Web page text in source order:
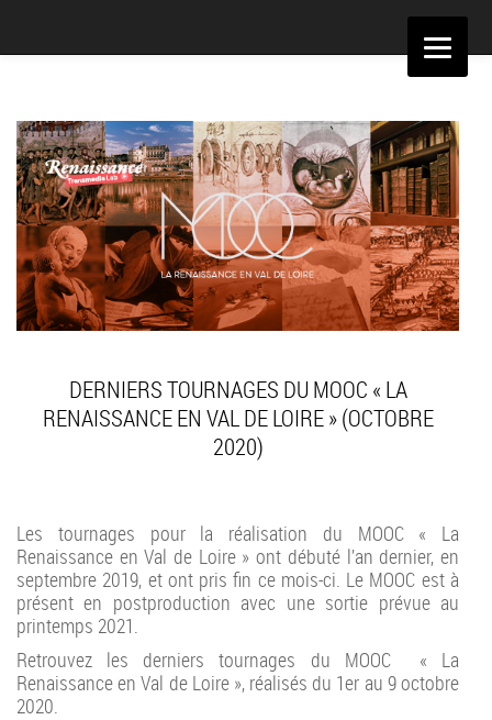
Aller
DERNIERS TOURNAGES DU MOOC « LA
RENAISSANCE EN VAL DE LOIRE » (OCTOBRE
2020)
Les tournages pour la réalisation du MOOC « La
Renaissance en Val de Loire » ont débuté l’an dernier, en
septembre 2019, et ont pris fin ce mois-ci. Le MOOC est à
présent en postproduction avec une sortie prévue au
printemps 2021.
Retrouvez les derniers tournages du MOOC « La
Renaissance en Val de Loire », réalisés du 1er au 9 octobre
2020.